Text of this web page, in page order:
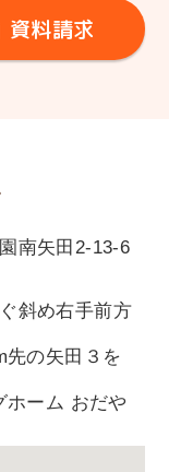
資料請求
南矢田2-13-6
斜め右手前方
先の矢田３を
ホーム おだや